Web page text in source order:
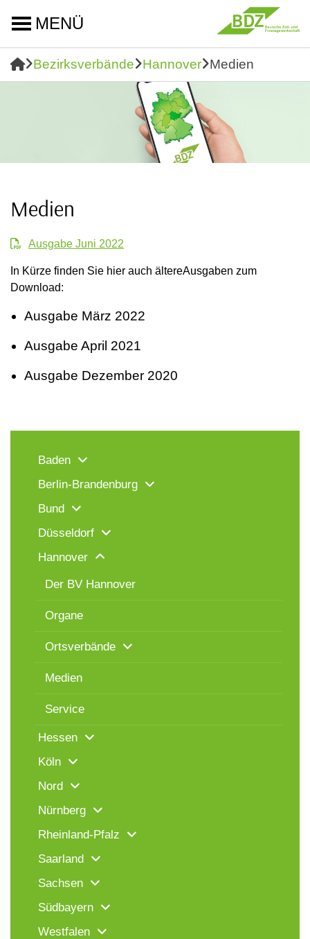
MENÜ
Bezirksverbände Hannover Medien
Medien
Ausgabe Juni 2022
In Kürze finden Sie hier auch ältereAusgaben zum
Download:
Ausgabe März 2022
Ausgabe April 2021
Ausgabe Dezember 2020
Baden
Berlin-Brandenburg
Bund
Düsseldorf
Hannover
Der BV Hannover
Organe
Ortsverbände
Medien
Service
Hessen
Köln
Nord
Nürnberg
Rheinland-Pfalz
Saarland
Sachsen
Südbayern
Westfalen